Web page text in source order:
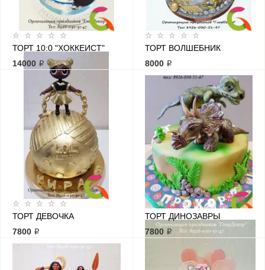
ТОРТ 10:0 "ХОККЕИСТ"
14000 ₽
ТОРТ ВОЛШЕБНИК
8000 ₽
ТОРТ ДЕВОЧКА
7800 ₽
ТОРТ ДИНОЗАВРЫ
7800 ₽